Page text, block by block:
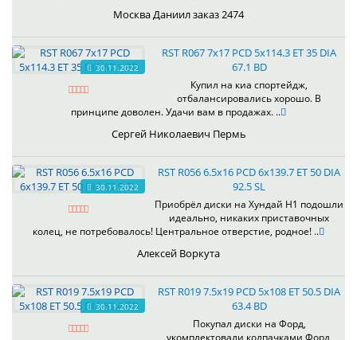
Москва Даниил заказ 2474
30.11.2022
RST R067 7x17 PCD 5x114.3 ET 35 DIA
67.1 BD
Купил на киа спортейдж,
отбалансировались хорошо. В
принципе доволен. Удачи вам в продажах. ..
Сергей Николаевич Пермь
30.11.2022
RST R056 6.5x16 PCD 6x139.7 ET 50 DIA
92.5 SL
Приобрёл диски на Хундай H1 подошли
идеально, никаких приставочных
колец, не потребовалось! Центральное отверстие, родное! ..
Алексей Воркута
30.11.2022
RST R019 7.5x19 PCD 5x108 ET 50.5 DIA
63.4 BD
Покупал диски на Форд,
укомплектовали колпачками Форд,